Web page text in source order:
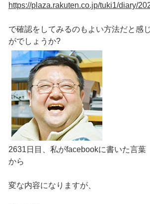
https://plaza.rakuten.co.jp/tuki1/diary/
で確認をしてみるのもよい方法だと感
がでしょうか?
2631日目、私がfacebookに書いた言葉
から
変な内容になりますが、